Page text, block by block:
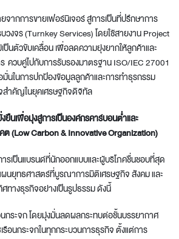
ากการขายเฟอร์นิเจอร์ สู่การเป็นที่ปรึกษาการ
วงจร (Turnkey Services) โดยใช้สายงาน Project
ป็นตัวขับเคลื่อน เพื่อลดความยุ่งยากให้ลูกค้าและ
ควบคู่ไปกับการรับรองมาตรฐาน ISO/IEC 27001
มั่นในการปกป้องข้อมูลลูกค้าและการทำธุรกรรม
สำคัญในยุคเศรษฐกิจดิจิทัล
นเพื่อมุ่งสู่การเป็นองค์กรคาร์บอนต่ำและ
ต (Low Carbon & Innovative Organization)
เป็นแบรนด์ที่นักออกแบบและผู้บริโภคชื่นชอบที่สุด
นยุทธศาสตร์ที่บูรณาการมิติเศรษฐกิจ สังคม และ
ทางธุรกิจอย่างเป็นรูปธรรม ดังนี้
ระจก โดยมุ่งมั่นลดผลกระทบต่อชั้นบรรยากาศ
อนกระจกในทุกกระบวนการธุรกิจ ตั้งแต่การ